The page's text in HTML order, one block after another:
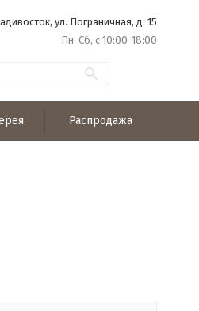
ул. Пограничная, д. 15
Пн-Сб, с 10:00-18:00
Распродажа